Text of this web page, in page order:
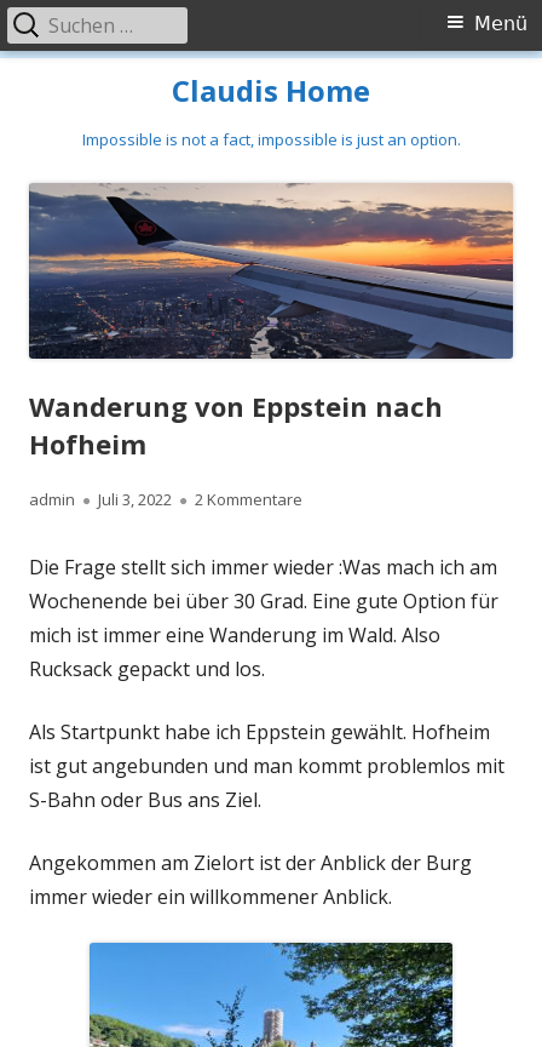
Claudis Home
Impossible is not a fact, impossible is just an option.
Primäres
Menü
Suchen
nach:
Wanderung von Eppstein nach
Hofheim
Autor
admin
Veröffentlicht
Juli 3, 2022 2 Kommentare
Die Frage stellt sich immer wieder :Was mach ich am
Wochenende bei über 30 Grad. Eine gute Option für
mich ist immer eine Wanderung im Wald. Also
Rucksack gepackt und los.
Als Startpunkt habe ich Eppstein gewählt. Hofheim
ist gut angebunden und man kommt problemlos mit
S-Bahn oder Bus ans Ziel.
Angekommen am Zielort ist der Anblick der Burg
immer wieder ein willkommener Anblick.